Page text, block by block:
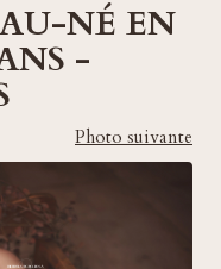
NÉ EN
-
Photo suivante